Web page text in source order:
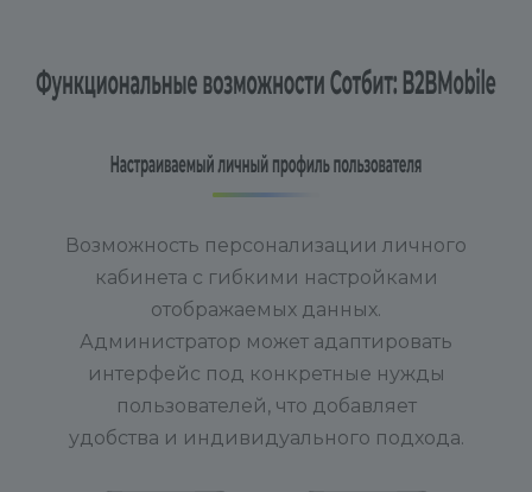
Возможность персонализации личного
кабинета с гибкими настройками
отображаемых данных.
Администратор может адаптировать
интерфейс под конкретные нужды
пользователей, что добавляет
удобства и индивидуального подхода.